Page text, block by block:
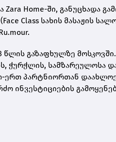
Zara Home-ში, განუცხადა
Class სახის მასაჟის
წლის გაზაფხულზე
ჭურჭლის, სამზარეულოსა
ერთ პარტნიორთან
ინვესტიციების